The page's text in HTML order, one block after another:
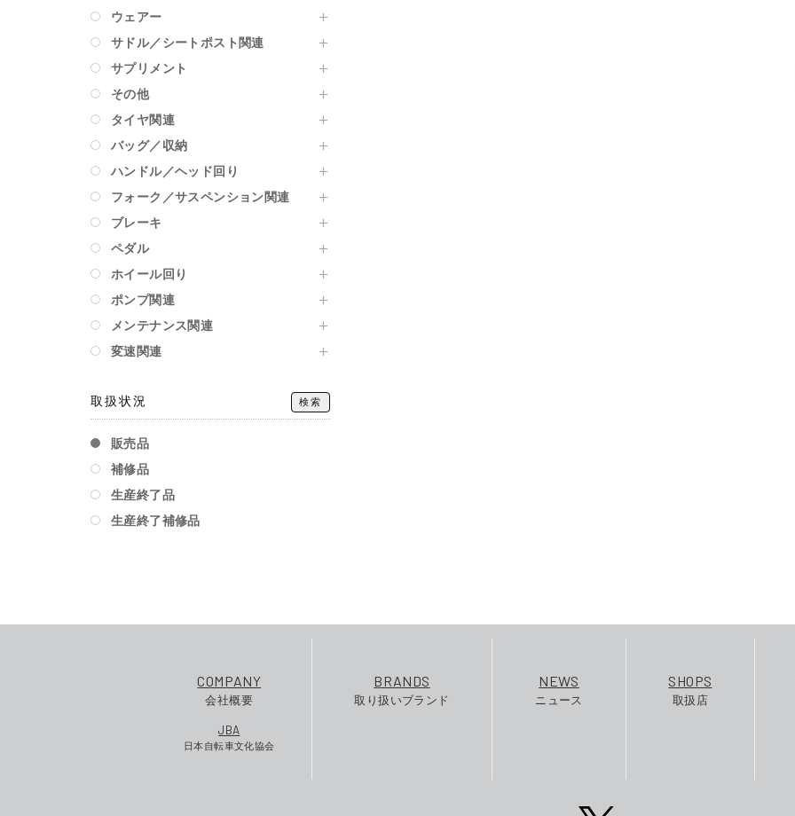
ウェアー
サドル／シートポスト関連
サプリメント
その他
タイヤ関連
バッグ／収納
ハンドル／ヘッド回り
フォーク／サスペンション関連
ブレーキ
ペダル
ホイール回り
ポンプ関連
メンテナンス関連
変速関連
取扱状況 検索
販売品
補修品
生産終了品
生産終了補修品
COMPANY
会社概要
JBA
日本自転車文化協会
BRANDS
取り扱いブランド
NEWS
ニュース
SHOPS
取扱店